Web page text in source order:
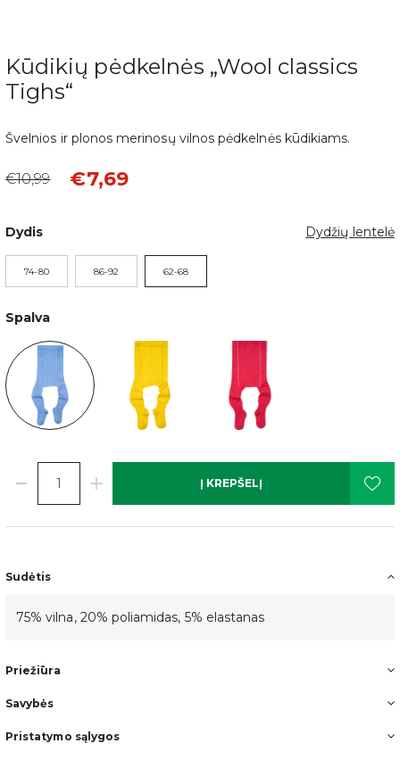
Kūdikių pėdkelnės „Wool classics
Tighs“
Švelnios ir plonos merinosų vilnos pėdkelnės kūdikiams.
€10,99 €7,69
Dydis Dydžių lentelė
74-80 86-92 62-68
Spalva
Į KREPŠELĮ
Sudėtis
75% vilna, 20% poliamidas, 5% elastanas
Priežiūra
Savybės
Pristatymo sąlygos